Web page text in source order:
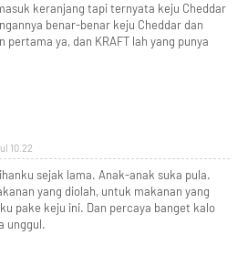
keranjang tapi ternyata keju Cheddar
benar-benar keju Cheddar dan
pertama ya, dan KRAFT lah yang punya
10.22
sejak lama. Anak-anak suka pula.
yang diolah, untuk makanan yang
pake keju ini. Dan percaya banget kalo
unggul.